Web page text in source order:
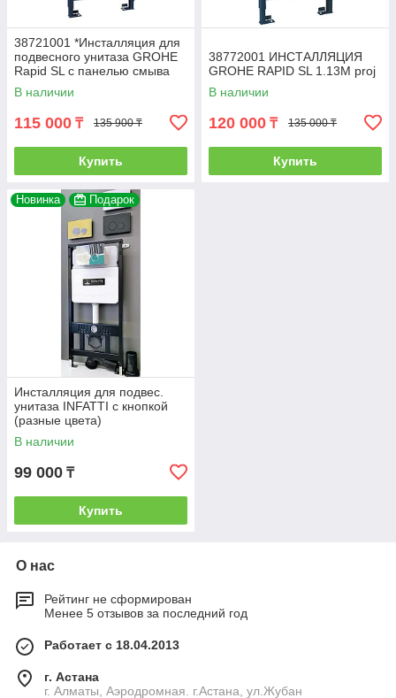
38721001 *Инсталляция для
подвесного унитаза GROHE
Rapid SL с панелью смыва
Skate Cosmo,комплект 3-1
В наличии
115 000 ₸ 135 900 ₸
Купить
38772001 ИНСТАЛЛЯЦИЯ
GROHE RAPID SL 1.13M proj
В наличии
120 000 ₸ 135 000 ₸
Купить
Новинка Подарок
Инсталляция для подвес.
унитаза INFATTI с кнопкой
(разные цвета)
В наличии
99 000 ₸
Купить
О нас
Рейтинг не сформирован
Менее 5 отзывов за последний год
Работает с 18.04.2013
г. Астана
г. Алматы, Аэродромная. г.Астана, ул.Жубан